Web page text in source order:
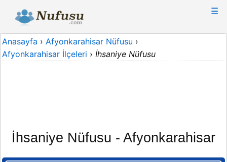
☰
Anasayfa › Afyonkarahisar Nüfusu ›
Afyonkarahisar İlçeleri › İhsaniye Nüfusu
İhsaniye Nüfusu - Afyonkarahisar